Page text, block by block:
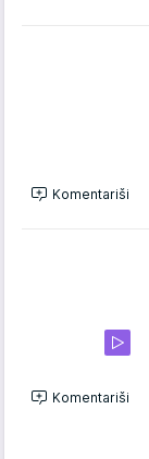
Komentariši
Komentariši